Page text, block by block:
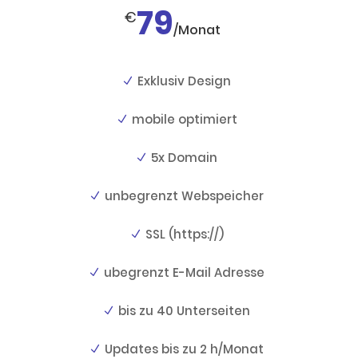
€79/Monat
Exklusiv Design
mobile optimiert
5x Domain
unbegrenzt Webspeicher
SSL (https://)
ubegrenzt E-Mail Adresse
bis zu 40 Unterseiten
Updates bis zu 2 h/Monat